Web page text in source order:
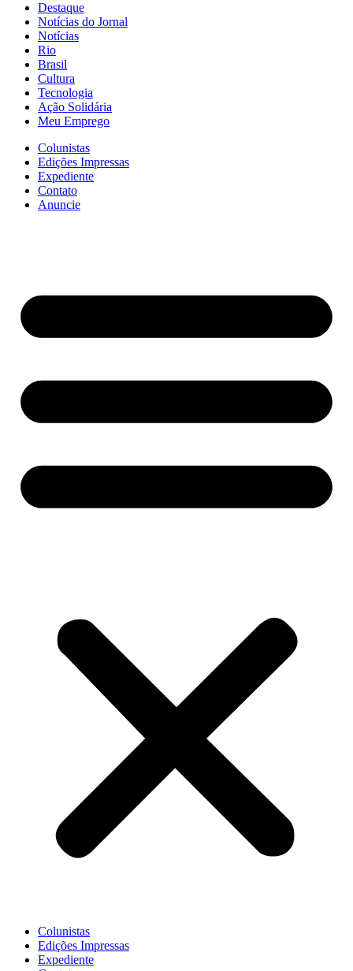
Destaque
Notícias do Jornal
Notícias
Rio
Brasil
Cultura
Tecnologia
Ação Solidária
Meu Emprego
Colunistas
Edições Impressas
Expediente
Contato
Anuncie
Colunistas
Edições Impressas
Expediente